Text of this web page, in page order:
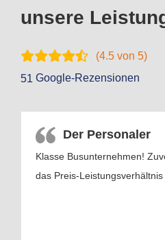
unsere
(4.5 von 5)
51 Google-Rezensionen
Der Personaler
Klasse Busunternehmen!
das Preis-